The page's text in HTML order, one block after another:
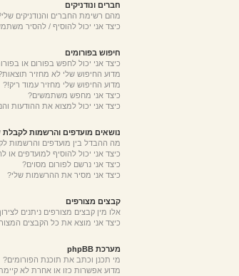
חברים ונודניקים
מהם רשימת החברים והנודניקים
כיצד אני יכול להוסיף / להסיר
חיפוש בפורומים
כיצד אני יכול לחפש בפורום או
מדוע החיפוש שלי לא מחזיר
מדוע החיפוש שלי מחזיר עמוד ריק!?
כיצד אני מחפש משתמשים?
כיצד אני יכול למצוא את ההודעות
נושאים מועדפים והרשמות לקבלת
מה ההבדל בין מועדפים והרשמות
כיצד אני יכול להוסיף למועדפים או
כיצד אני נרשם לפורום מסוים?
כיצד אני מסיר את ההרשמות שלי?
קבצים מצורפים
אלו מין קבצים מצורפים ניתנים
כיצד אני מוצא את כל הקבצים
מערכת phpBB
מי תכנן וכתב את תוכנת הפורומים?
מדוע אפשרות כזו או אחרת לא